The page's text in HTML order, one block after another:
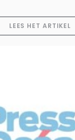
LEES HET ARTIKEL